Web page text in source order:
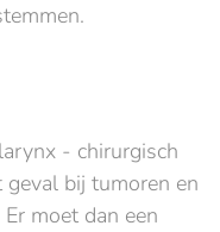
- chirurgisch
bij tumoren en
moet dan een